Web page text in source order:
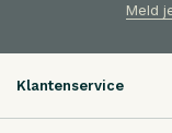
Meld
Klantenservice